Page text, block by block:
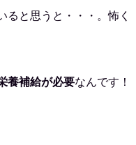
ると思うと・・・。怖く
養補給が必要なんです！